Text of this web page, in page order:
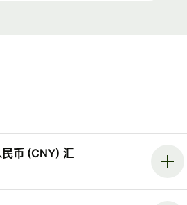
币 (CNY) 汇